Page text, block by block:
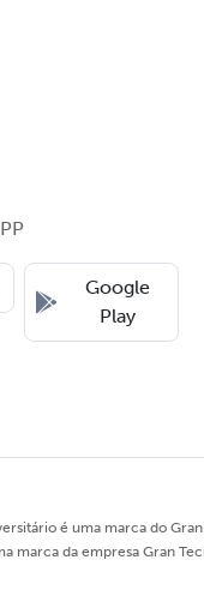
Google
Play
é uma marca do
marca da empresa Gran